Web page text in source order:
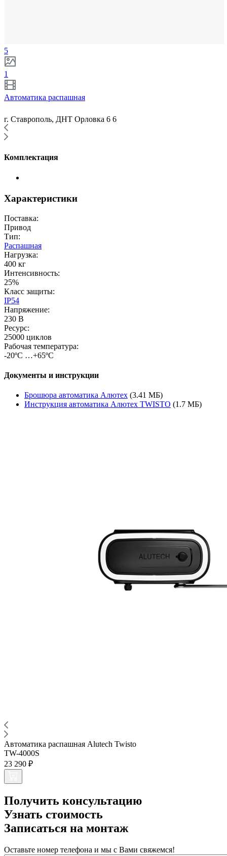
5
1
Автоматика распашная
г. Ставрополь, ДНТ Орловка 6 6
Комплектация
Характеристики
Поставка:
Привод
Тип:
Распашная
Нагрузка:
400 кг
Интенсивность:
25%
Класс защиты:
IP54
Напряжение:
230 В
Ресурс:
25000 циклов
Рабочая температура:
-20ºС …+65ºС
Документы и инструкции
Брошюра автоматика Алютех (3.41 МБ)
Инструкция автоматика Алютех TWISTO (1.7 МБ)
Автоматика распашная Alutech Twisto
TW-4000S
23 290 ₽
Получить консультацию
Узнать стоимость
Записаться на монтаж
Оставьте номер телефона и мы с Вами свяжемся!